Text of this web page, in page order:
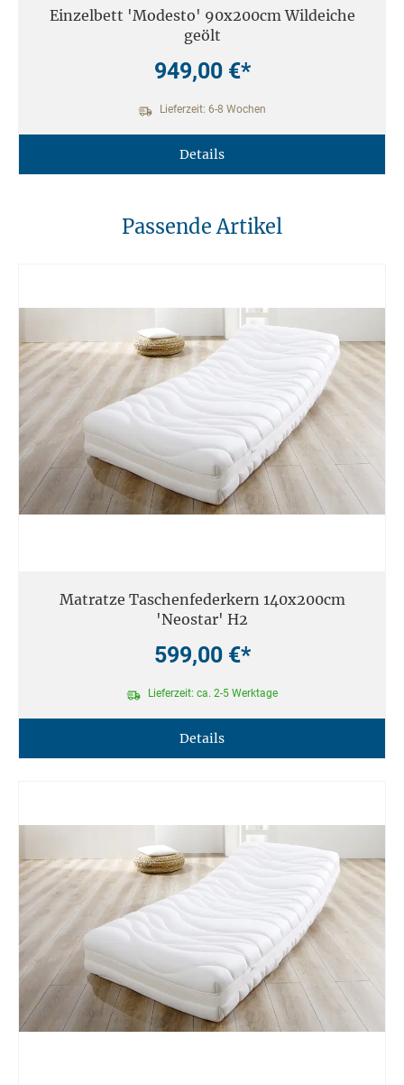
Einzelbett 'Modesto' 90x200cm Wildeiche
geölt
949,00 €*
Lieferzeit: 6-8 Wochen
Details
Passende Artikel
Matratze Taschenfederkern 140x200cm
'Neostar' H2
599,00 €*
Lieferzeit: ca. 2-5 Werktage
Details